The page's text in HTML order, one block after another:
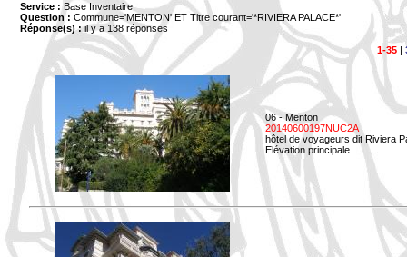
Service : Base Inventaire
Question : Commune='MENTON' ET Titre courant='*RIVIERA PALACE*'
Réponse(s) :il y a 138 réponses
1-35|
06 - Menton
20140600197NUC2A
hôtel de voyageurs dit Riviera
Elévation principale.